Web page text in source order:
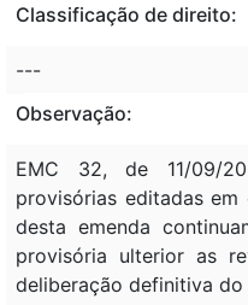
Classificação de direito:
---
Observação:
EMC 32, de 11/09/
provisórias editadas
desta emenda
provisória ulterior as
deliberação definitiva do